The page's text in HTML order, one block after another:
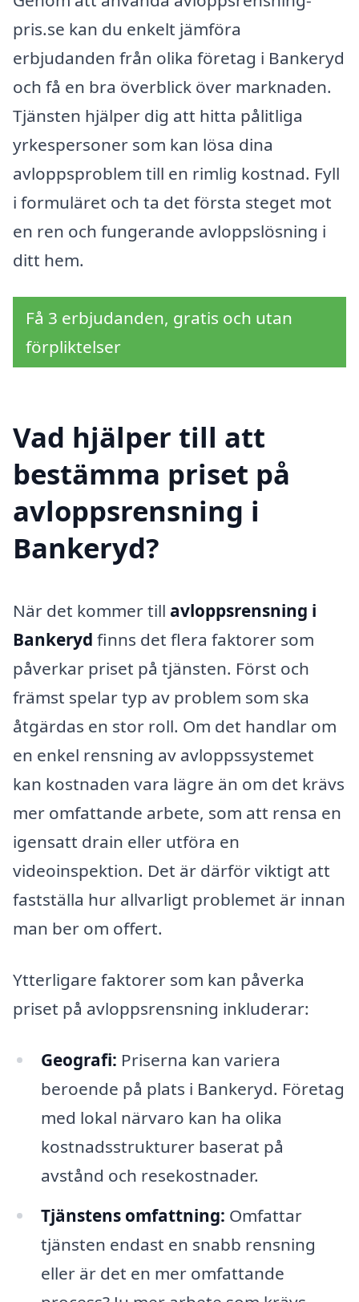
pris.se kan du enkelt jämföra
erbjudanden från olika företag i Bankeryd
och få en bra överblick över marknaden.
Tjänsten hjälper dig att hitta pålitliga
yrkespersoner som kan lösa dina
avloppsproblem till en rimlig kostnad. Fyll
i formuläret och ta det första steget mot
en ren och fungerande avloppslösning i
ditt hem.
Få 3 erbjudanden, gratis och utan
förpliktelser
Vad hjälper till att
bestämma priset på
avloppsrensning i
Bankeryd?
När det kommer till avloppsrensning i
Bankeryd finns det flera faktorer som
påverkar priset på tjänsten. Först och
främst spelar typ av problem som ska
åtgärdas en stor roll. Om det handlar om
en enkel rensning av avloppssystemet
kan kostnaden vara lägre än om det krävs
mer omfattande arbete, som att rensa en
igensatt drain eller utföra en
videoinspektion. Det är därför viktigt att
fastställa hur allvarligt problemet är innan
man ber om offert.
Ytterligare faktorer som kan påverka
priset på avloppsrensning inkluderar:
Geografi: Priserna kan variera
beroende på plats i Bankeryd. Företag
med lokal närvaro kan ha olika
kostnadsstrukturer baserat på
avstånd och resekostnader.
Tjänstens omfattning: Omfattar
tjänsten endast en snabb rensning
eller är det en mer omfattande